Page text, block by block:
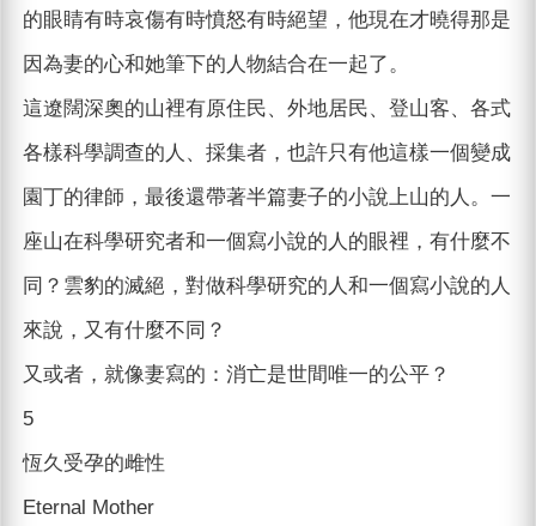
的眼睛有時哀傷有時憤怒有時絕望，他現在才曉得那是
因為妻的心和她筆下的人物結合在一起了。
這遼闊深奧的山裡有原住民、外地居民、登山客、各式
各樣科學調查的人、採集者，也許只有他這樣一個變成
園丁的律師，最後還帶著半篇妻子的小說上山的人。一
座山在科學研究者和一個寫小說的人的眼裡，有什麼不
同？雲豹的滅絕，對做科學研究的人和一個寫小說的人
來說，又有什麼不同？
又或者，就像妻寫的：消亡是世間唯一的公平？
5
恆久受孕的雌性
Eternal Mother